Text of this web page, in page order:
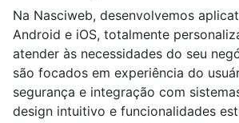
Na Nasciweb, desenvolvemos
Android e iOS, totalmente
atender às necessidades do seu
são focados em experiência do
segurança e integração com
design intuitivo e funcionalidades